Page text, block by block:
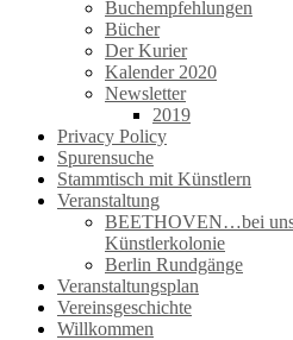
Buchempfehlungen
Bücher
Der Kurier
Kalender 2020
Newsletter
2019
Privacy Policy
Spurensuche
Stammtisch mit Künstlern
Veranstaltung
BEETHOVEN…bei
Künstlerkolonie
Berlin Rundgänge
Veranstaltungsplan
Vereinsgeschichte
Willkommen